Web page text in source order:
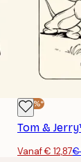
-40%*
Tom &
Vanaf € 12,87€